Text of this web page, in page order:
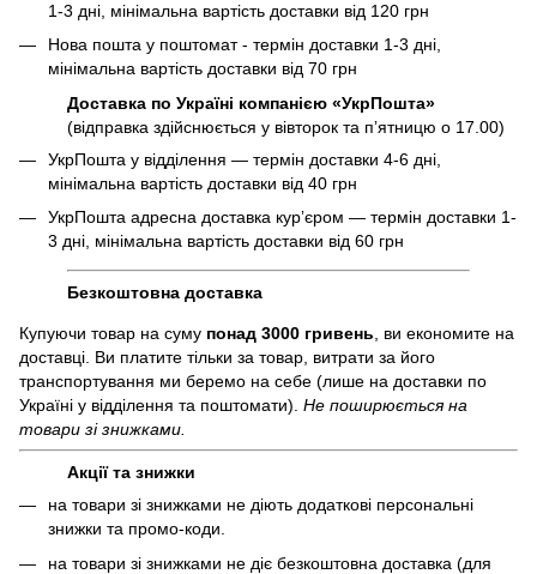
1-3 дні, мінімальна вартість доставки від 120 грн
Нова пошта у поштомат - термін доставки 1-3 дні,
мінімальна вартість доставки від 70 грн
Доставка по Україні компанією «УкрПошта»
(відправка здійснюється у вівторок та пʼятницю о 17.00)
УкрПошта у відділення — термін доставки 4-6 дні,
мінімальна вартість доставки від 40 грн
УкрПошта адресна доставка курʼєром — термін доставки 1-
3 дні, мінімальна вартість доставки від 60 грн
Безкоштовна доставка
Купуючи товар на суму понад 3000 гривень, ви економите на
доставці. Ви платите тільки за товар, витрати за його
транспортування ми беремо на себе (лише на доставки по
Україні у відділення та поштомати). Не поширюється на
товари зі знижками.
Акції та знижки
на товари зі знижками не діють додаткові персональні
знижки та промо-коди.
на товари зі знижками не діє безкоштовна доставка (для